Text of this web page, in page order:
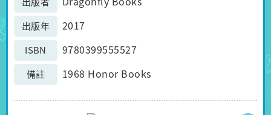
出版年 2017
ISBN 9780399555527
備註 1968 Honor Books